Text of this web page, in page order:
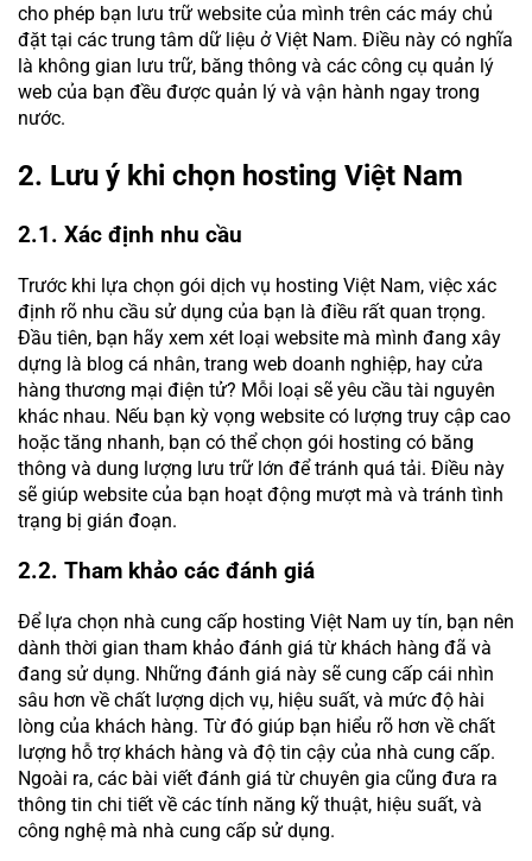
cho phép bạn lưu trữ website của mình trên các máy chủ
đặt tại các trung tâm dữ liệu ở Việt Nam. Điều này có nghĩa
là không gian lưu trữ, băng thông và các công cụ quản lý
web của bạn đều được quản lý và vận hành ngay trong
nước.
2. Lưu ý khi chọn hosting Việt Nam
2.1. Xác định nhu cầu
Trước khi lựa chọn gói dịch vụ hosting Việt Nam, việc xác
định rõ nhu cầu sử dụng của bạn là điều rất quan trọng.
Đầu tiên, bạn hãy xem xét loại website mà mình đang xây
dựng là blog cá nhân, trang web doanh nghiệp, hay cửa
hàng thương mại điện tử? Mỗi loại sẽ yêu cầu tài nguyên
khác nhau. Nếu bạn kỳ vọng website có lượng truy cập cao
hoặc tăng nhanh, bạn có thể chọn gói hosting có băng
thông và dung lượng lưu trữ lớn để tránh quá tải. Điều này
sẽ giúp website của bạn hoạt động mượt mà và tránh tình
trạng bị gián đoạn.
2.2. Tham khảo các đánh giá
Để lựa chọn nhà cung cấp hosting Việt Nam uy tín, bạn nên
dành thời gian tham khảo đánh giá từ khách hàng đã và
đang sử dụng. Những đánh giá này sẽ cung cấp cái nhìn
sâu hơn về chất lượng dịch vụ, hiệu suất, và mức độ hài
lòng của khách hàng. Từ đó giúp bạn hiểu rõ hơn về chất
lượng hỗ trợ khách hàng và độ tin cậy của nhà cung cấp.
Ngoài ra, các bài viết đánh giá từ chuyên gia cũng đưa ra
thông tin chi tiết về các tính năng kỹ thuật, hiệu suất, và
công nghệ mà nhà cung cấp sử dụng.